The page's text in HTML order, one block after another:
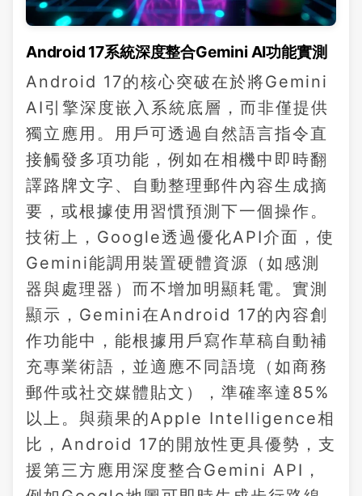
Android 17系統深度整合Gemini AI功能實測
Android 17的核心突破在於將Gemini
AI引擎深度嵌入系統底層，而非僅提供
獨立應用。用戶可透過自然語言指令直
接觸發多項功能，例如在相機中即時翻
譯路牌文字、自動整理郵件內容生成摘
要，或根據使用習慣預測下一個操作。
技術上，Google透過優化API介面，使
Gemini能調用裝置硬體資源（如感測
器與處理器）而不增加明顯耗電。實測
顯示，Gemini在Android 17的內容創
作功能中，能根據用戶寫作草稿自動補
充專業術語，並適應不同語境（如商務
郵件或社交媒體貼文），準確率達85%
以上。與蘋果的Apple Intelligence相
比，Android 17的開放性更具優勢，支
援第三方應用深度整合Gemini API，